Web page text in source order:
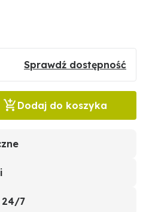
Sprawdź dostępność
Dodaj do koszyka
24/7